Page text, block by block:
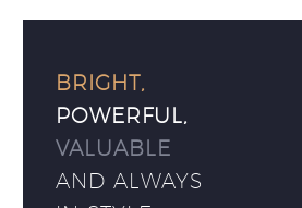
BRIGHT,
POWERFUL,
VALUABLE
AND ALWAYS